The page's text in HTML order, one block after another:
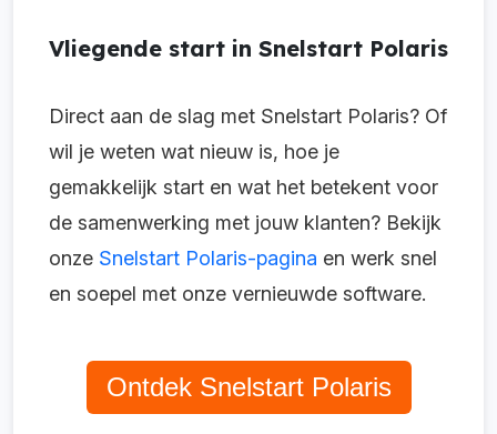
Vliegende start in Snelstart Polaris
Direct aan de slag met Snelstart Polaris? Of
wil je weten wat nieuw is, hoe je
gemakkelijk start en wat het betekent voor
de samenwerking met jouw klanten? Bekijk
onze Snelstart Polaris-pagina en werk snel
en soepel met onze vernieuwde software.
Ontdek Snelstart Polaris